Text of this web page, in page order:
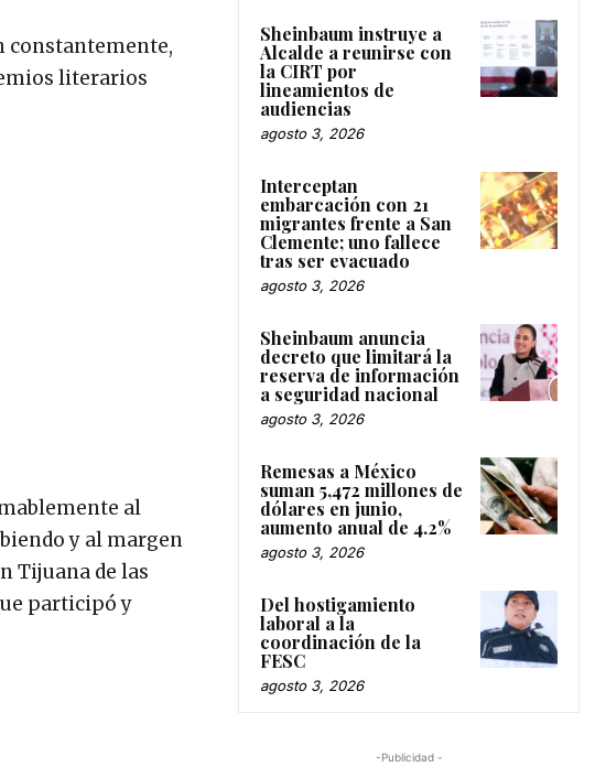
constantemente,
literarios
al
y al margen
Tijuana de las
participó y
Sheinbaum instruye a
Alcalde a reunirse con
la CIRT por
lineamientos de
audiencias
agosto 3, 2026
Interceptan
embarcación con 21
migrantes frente a San
Clemente; uno fallece
tras ser evacuado
agosto 3, 2026
Sheinbaum anuncia
decreto que limitará la
reserva de información
a seguridad nacional
agosto 3, 2026
Remesas a México
suman 5,472 millones de
dólares en junio,
aumento anual de 4.2%
agosto 3, 2026
Del hostigamiento
laboral a la
coordinación de la
FESC
agosto 3, 2026
-Publicidad -